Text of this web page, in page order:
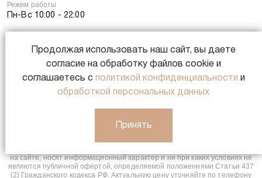
Режим работы
Пн-Вс 10:00 - 22:00
Записаться
ИМЕЮТСЯ ПРОТИВОПОКАЗАНИЯ. НЕОБХОДИМО
ПРОКОНСУЛЬТИРОВАТЬСЯ СО СПЕЦИАЛИСТОМ.
© 2013-2026. OOO «ЛУА». Все права защищены.
на сайте, носят информационный характер и ни при каких условиях не
являются публичной офертой, определяемой положениями Статьи 437
(2) Гражданского кодекса РФ. Актуальную цену уточняйте по телефону
Продолжая использовать наш сайт, вы даете
согласие на обработку файлов cookie и
соглашаетесь с политикой конфиденциальности и
обработкой персональных данных
Принять